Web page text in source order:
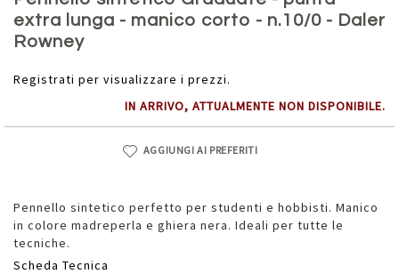
extra lunga - manico corto - n.10/0 - Daler
Rowney
Registrati per visualizzare i prezzi.
IN ARRIVO, ATTUALMENTE NON DISPONIBILE.
AGGIUNGI AI PREFERITI
Pennello sintetico perfetto per studenti e hobbisti. Manico
in colore madreperla e ghiera nera. Ideali per tutte le
tecniche.
Scheda Tecnica
della
galleria
di